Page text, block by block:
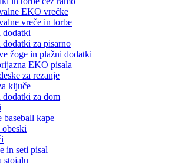
EKO vrečke
vreče in torbe
dodatki
za pisarno
žoge in plažni dodatki
EKO pisala
za rezanje
ključe
dodatki za dom
baseball kape
in seti pisal
stojalu